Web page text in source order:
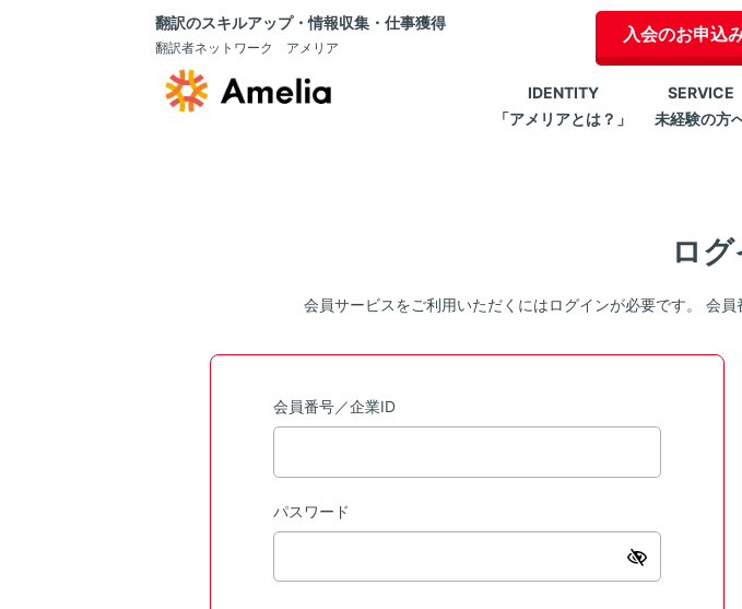
翻訳のスキルアップ・情報収集・仕事獲得
翻訳者ネットワーク アメリア
入会のお申込
IDENTITY
「アメリアとは？」
SERVICE
未経験の方
ロ
会員サービスをご利用いただくにはログインが必要です。 会
会員番号／企業ID
パスワード